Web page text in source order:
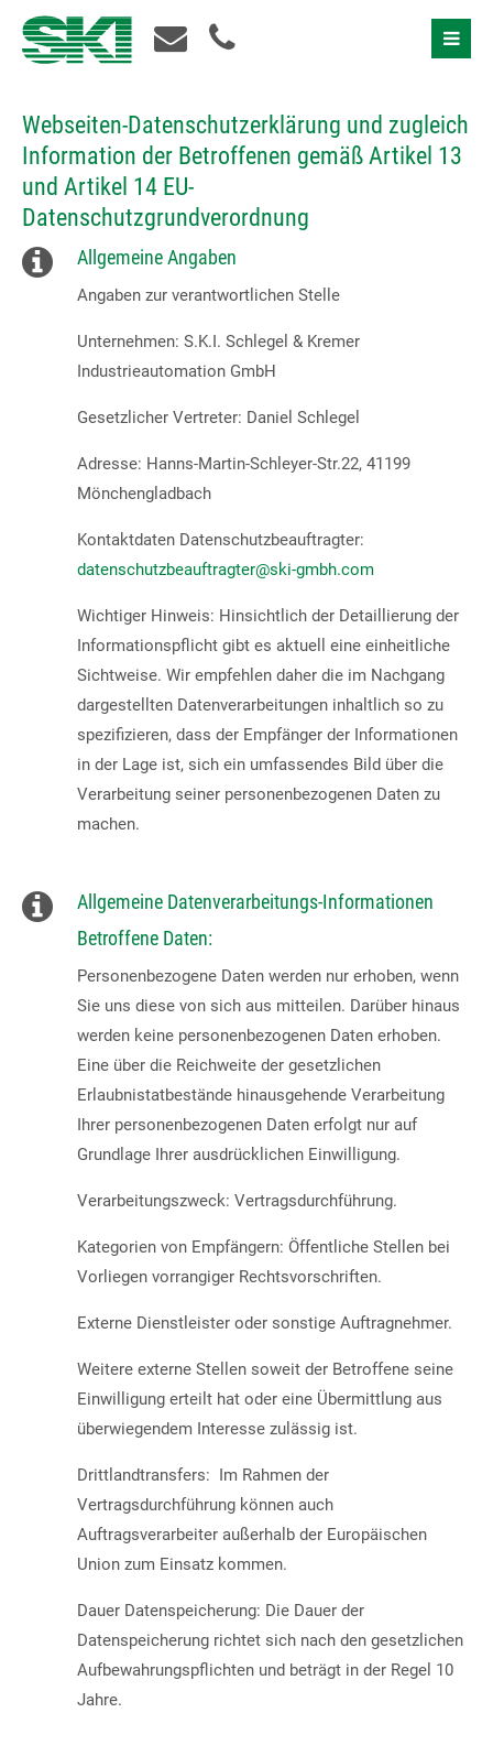
Schnellkontakt
Ich akzeptiere dieDatenschutzerklärung
Bitte nehmen Sie Kontakt mit mir auf
Ihr direkter Draht zu uns
Tel: +49(0)2166 62317-0
Fax: +49(0)2166 6231799
E-Mail:contact@ski-gmbh.com
SKI WebApps
SKI WebApp TG
SKI WebApp NG
Webseiten-Datenschutzerklärung und zugleich
Information der Betroffenen gemäß Artikel 13
und Artikel 14 EU-
Datenschutzgrundverordnung
Allgemeine Angaben
Angaben zur verantwortlichen Stelle
Unternehmen: S.K.I. Schlegel & Kremer
Industrieautomation GmbH
Gesetzlicher Vertreter: Daniel Schlegel
Adresse: Hanns-Martin-Schleyer-Str.22, 41199
Mönchengladbach
Kontaktdaten Datenschutzbeauftragter:
datenschutzbeauftragter@ski-gmbh.com
Wichtiger Hinweis: Hinsichtlich der Detaillierung der
Informationspflicht gibt es aktuell eine einheitliche
Sichtweise. Wir empfehlen daher die im Nachgang
dargestellten Datenverarbeitungen inhaltlich so zu
spezifizieren, dass der Empfänger der Informationen
in der Lage ist, sich ein umfassendes Bild über die
Verarbeitung seiner personenbezogenen Daten zu
machen.
Allgemeine Datenverarbeitungs-Informationen
Betroffene Daten:
Personenbezogene Daten werden nur erhoben, wenn
Sie uns diese von sich aus mitteilen. Darüber hinaus
werden keine personenbezogenen Daten erhoben.
Eine über die Reichweite der gesetzlichen
Erlaubnistatbestände hinausgehende Verarbeitung
Ihrer personenbezogenen Daten erfolgt nur auf
Grundlage Ihrer ausdrücklichen Einwilligung.
Verarbeitungszweck: Vertragsdurchführung.
Kategorien von Empfängern: Öffentliche Stellen bei
Vorliegen vorrangiger Rechtsvorschriften.
Externe Dienstleister oder sonstige Auftragnehmer.
Weitere externe Stellen soweit der Betroffene seine
Einwilligung erteilt hat oder eine Übermittlung aus
überwiegendem Interesse zulässig ist.
Drittlandtransfers: Im Rahmen der
Vertragsdurchführung können auch
Auftragsverarbeiter außerhalb der Europäischen
Union zum Einsatz kommen.
Dauer Datenspeicherung: Die Dauer der
Datenspeicherung richtet sich nach den gesetzlichen
Aufbewahrungspflichten und beträgt in der Regel 10
Jahre.